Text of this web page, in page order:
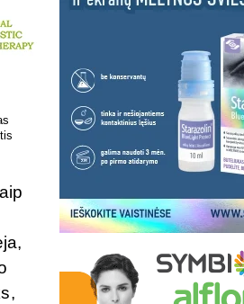
DNR
Patrauklesnė vieta tyrimams